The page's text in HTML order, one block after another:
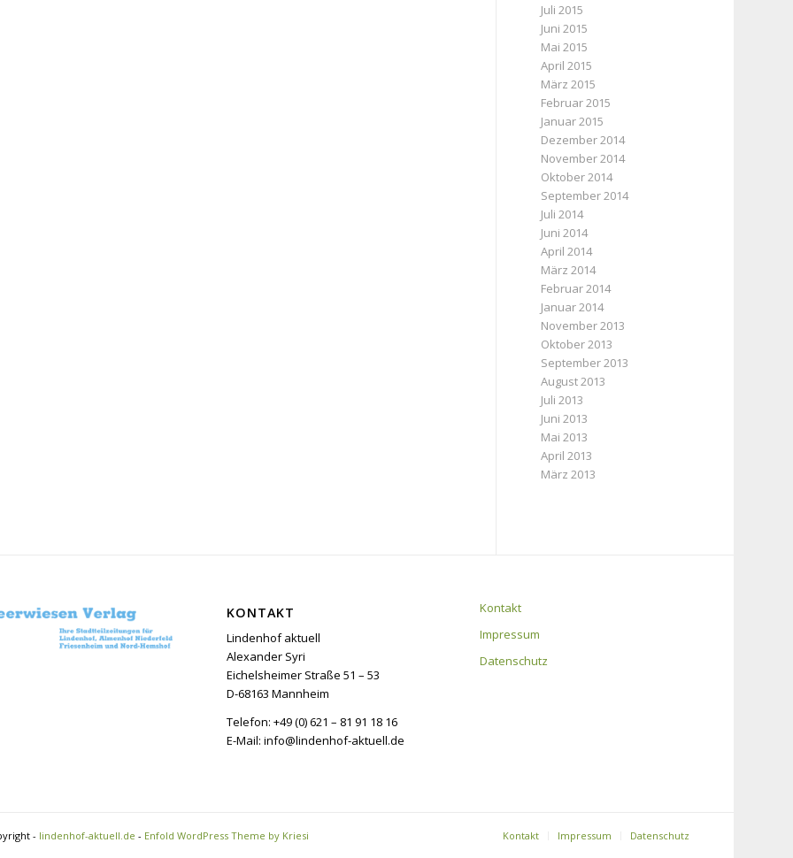
Juli 2015
Juni 2015
Mai 2015
April 2015
März 2015
Februar 2015
Januar 2015
Dezember 2014
November 2014
Oktober 2014
September 2014
Juli 2014
Juni 2014
April 2014
März 2014
Februar 2014
Januar 2014
November 2013
Oktober 2013
September 2013
August 2013
Juli 2013
Juni 2013
Mai 2013
April 2013
März 2013
KONTAKT
Lindenhof aktuell
Alexander Syri
Eichelsheimer Straße 51 – 53
D-68163 Mannheim
Telefon: +49 (0) 621 – 81 91 18 16
E-Mail: info@lindenhof-aktuell.de
Kontakt
Impressum
Datenschutz
- lindenhof-aktuell.de - Enfold WordPress Theme by Kriesi Kontakt Impressum Datenschutz